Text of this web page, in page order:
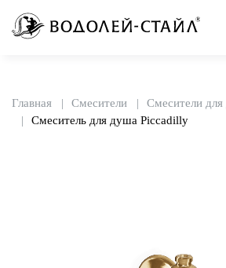
Главная Смесители
Смесители
Смеситель для душа Piccadilly